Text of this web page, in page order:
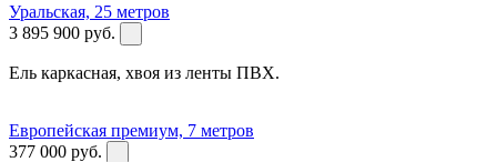
Уральская, 25 метров
3 895 900 руб.
Ель каркасная, хвоя из ленты ПВХ.
Европейская премиум, 7 метров
377 000 руб.